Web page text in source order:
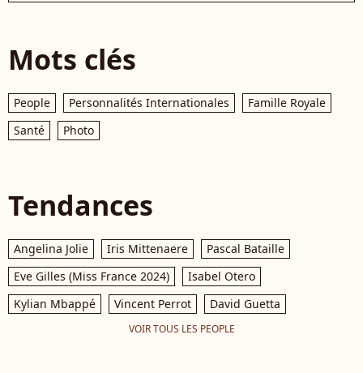
Mots clés
People Personnalités Internationales
Famille Royale
Santé
Photo
Tendances
Angelina Jolie Iris Mittenaere
Pascal Bataille
Eve Gilles (Miss France 2024)
Isabel Otero
Kylian Mbappé
Vincent Perrot David Guetta
VOIR TOUS LES PEOPLE